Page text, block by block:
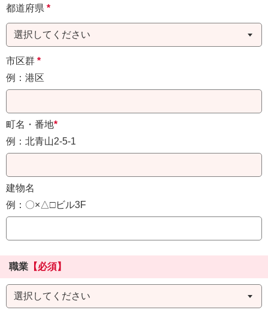
都道府県 *
市区群 *
例：港区
町名・番地*
例：北青山2-5-1
建物名
例：〇×△□ビル3F
職業 【必須】